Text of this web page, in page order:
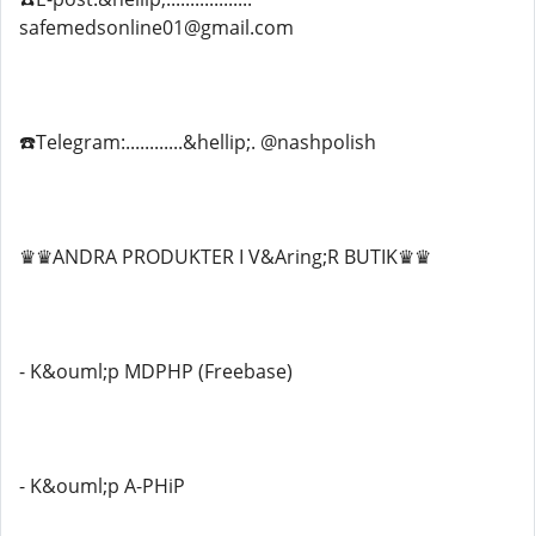
safemedsonline01@gmail.com
☎️Telegram:............&hellip;. @nashpolish
♛♛ANDRA PRODUKTER I V&Aring;R BUTIK♛♛
- K&ouml;p MDPHP (Freebase)
- K&ouml;p A-PHiP